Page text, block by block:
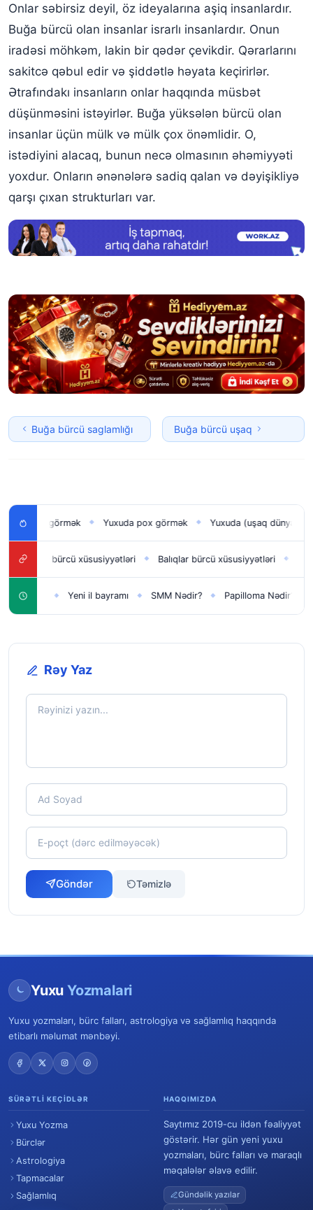
Onlar səbirsiz deyil, öz ideyalarına aşiq insanlardır.
Buğa bürcü olan insanlar israrlı insanlardır. Onun
iradəsi möhkəm, lakin bir qədər çevikdir. Qərarlarını
sakitcə qəbul edir və şiddətlə həyata keçirirlər.
Ətrafındakı insanların onlar haqqında müsbət
düşünməsini istəyirlər. Buğa yüksələn bürcü olan
insanlar üçün mülk və mülk çox önəmlidir. O,
istədiyini alacaq, bunun necə olmasının əhəmiyyəti
yoxdur. Onların ənənələrə sadiq qalan və dəyişikliyə
qarşı çıxan strukturları var.
Buğa bürcü saglamlığı Buğa bürcü uşaq
uşağı görmək ◆ Yuxuda pox görmək ◆ Yuxuda (uşaq dünyaya
Qoç bürcü xüsusiyyətləri ◆ Balıqlar bürcü xüsusiyyətləri ◆ Buğa
üçün Yeni il bayramı ◆ SMM Nədir? ◆ Papilloma Nədir?
Rəy Yaz
Göndər Təmizlə
Yuxu Yozmalari
Yuxu yozmaları, bürc falları, astrologiya və sağlamlıq haqqında
etibarlı məlumat mənbəyi.
SÜRƏTLI KEÇIDLƏR
Yuxu Yozma
Bürclər
Astrologiya
Tapmacalar
Sağlamlıq
HAQQIMIZDA
Saytımız 2019-cu ildən fəaliyyət
göstərir. Hər gün yeni yuxu
yozmaları, bürc falları və maraqlı
məqalələr əlavə edilir.
Gündəlik yazılar